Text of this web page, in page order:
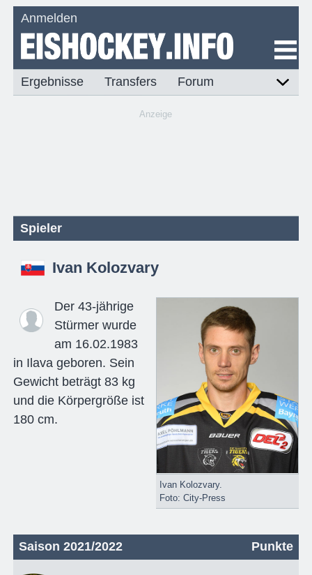
Anmelden
Ergebnisse Transfers Forum
Anzeige
Spieler
Ivan Kolozvary
Ivan Kolozvary.
Foto: City-Press
Der 43-jährige
Stürmer wurde
am 16.02.1983
in Ilava geboren. Sein
Gewicht beträgt 83 kg
und die Körpergröße ist
180 cm.
Saison 2021/2022 Punkte